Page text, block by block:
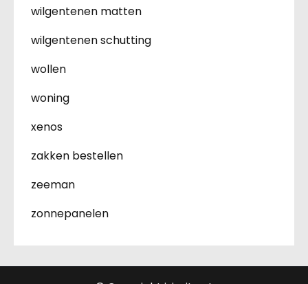
wilgentenen matten
wilgentenen schutting
wollen
woning
xenos
zakken bestellen
zeeman
zonnepanelen